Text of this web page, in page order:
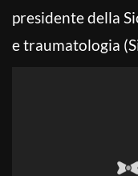
presidente della
e traumatologia